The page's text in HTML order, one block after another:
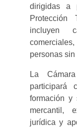
dirigidas a
Protección
incluyen
personas
La
participará
formación y
mercantil,
jurídica y